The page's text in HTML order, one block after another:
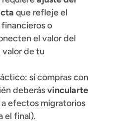
que refleje el
o
el valor del
valor de tu
si compras con
deberásvincularte
efectos migratorios
el final).